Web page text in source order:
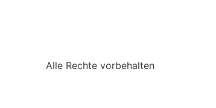
Alle Rechte vorbehalten